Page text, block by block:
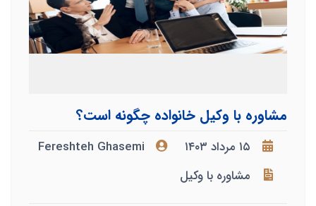
مشاوره با وکیل خانواده چگونه است؟
۱۵ مرداد ۱۴۰۳
Fereshteh Ghasemi
مشاوره با وکیل